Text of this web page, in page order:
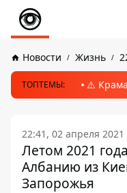
Новости Жизнь
ТОПТЕМЫ: ⚠️
22:41, 02 апреля 2021
Летом 2021
Албанию из
Запорожья